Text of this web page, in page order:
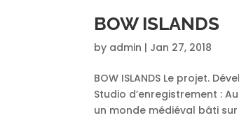
BOW ISLANDS
by admin | Jan 27, 2018
BOW ISLANDS Le projet.
Studio d’enregistrement :
un monde médiéval bâti sur